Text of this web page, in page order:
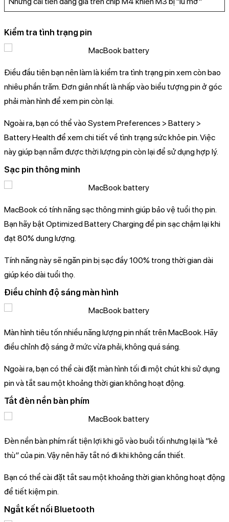
Kiểm tra tình trạng pin
Điều đầu tiên bạn nên làm là kiểm tra tình trạng pin xem còn bao
nhiêu phần trăm. Đơn giản nhất là nhấp vào biểu tượng pin ở góc
phải màn hình để xem pin còn lại.
Ngoài ra, bạn có thể vào System Preferences > Battery >
Battery Health để xem chi tiết về tình trạng sức khỏe pin. Việc
này giúp bạn nắm được thời lượng pin còn lại để sử dụng hợp lý.
Sạc pin thông minh
MacBook có tính năng sạc thông minh giúp bảo vệ tuổi thọ pin.
Bạn hãy bật Optimized Battery Charging để pin sạc chậm lại khi
đạt 80% dung lượng.
Tính năng này sẽ ngăn pin bị sạc đầy 100% trong thời gian dài
giúp kéo dài tuổi thọ.
Điều chỉnh độ sáng màn hình
Màn hình tiêu tốn nhiều năng lượng pin nhất trên MacBook. Hãy
điều chỉnh độ sáng ở mức vừa phải, không quá sáng.
Ngoài ra, bạn có thể cài đặt màn hình tối đi một chút khi sử dụng
pin và tắt sau một khoảng thời gian không hoạt động.
Tắt đèn nền bàn phím
Đèn nền bàn phím rất tiện lợi khi gõ vào buổi tối nhưng lại là “kẻ
thù” của pin. Vậy nên hãy tắt nó đi khi không cần thiết.
Bạn có thể cài đặt tắt sau một khoảng thời gian không hoạt động
để tiết kiệm pin.
Ngắt kết nối Bluetooth